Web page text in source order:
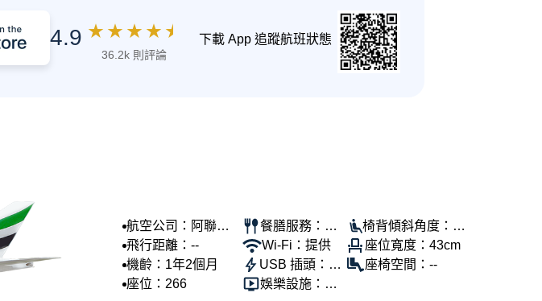
4.9 ★ ★ ★ ★ ★
36.2k 則評論
下載 App 追蹤航班狀態
航空公司：阿聯酋
航空
飛行距離：--
機齡：1年2個月
座位：266
餐膳服務：提
供
Wi-Fi：提供
USB 插頭：提
供
娛樂設施：提
椅背傾斜角度：11
0°
座位寬度：43cm
座椅空間：--